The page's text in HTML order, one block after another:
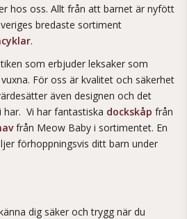
hos oss. Allt från att barnet är nyfött
bredaste sortiment
.
som erbjuder leksaker som
För oss är kvalitet och säkerhet
även designen och det
har. Vi har fantastiska dockskåp från
från Meow Baby i sortimentet. En
förhoppningsvis ditt barn under
dig säker och trygg när du